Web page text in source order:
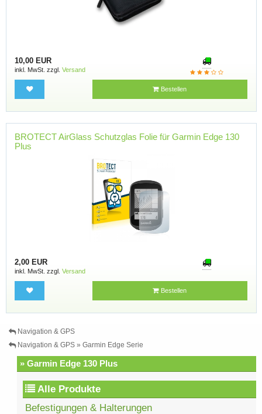
10,00 EUR
inkl. MwSt. zzgl. Versand
Bestellen
BROTECT AirGlass Schutzglas Folie für Garmin Edge 130
Plus
2,00 EUR
inkl. MwSt. zzgl. Versand
Bestellen
Navigation & GPS
Navigation & GPS » Garmin Edge Serie
» Garmin Edge 130 Plus
Alle Produkte
Befestigungen & Halterungen